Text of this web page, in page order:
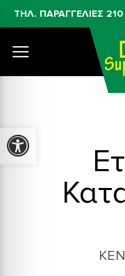
ΤΗΛ. ΠΑΡΑΓΓΕΛΙΕΣ
Προσβασιμότητα